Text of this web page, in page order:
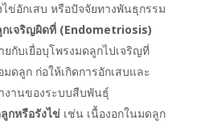
ข่อักเสบ หรือปัจจัยทางพันธุกรรม
กเจริญผิดที่ (Endometriosis)
ยกับเยื่อบุโพรงมดลูกไปเจริญที่
ดลูก ก่อให้เกิดการอักเสบและ
งานของระบบสืบพันธุ์
กหรือรังไข่ เช่น เนื้องอกในมดลูก